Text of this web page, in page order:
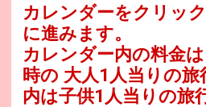
カレンダーをクリッ
に進みます。
カレンダー内の料金は
時の 大人1人当りの旅
内は子供1人当りの旅